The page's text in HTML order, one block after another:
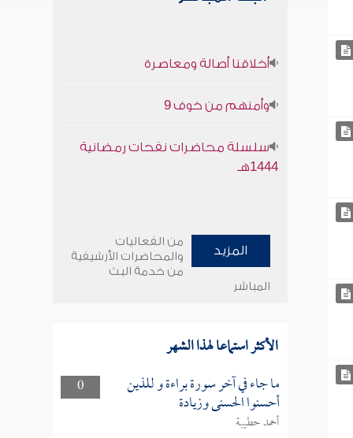
أخلاقنا أصالة ومعاصرة
وأمنهم من خوف 9
سلسلة محاضرات نفحات رمضانية
1444هـ
المزيد
من الفعاليات
والمحاضرات الأرشيفية
من خدمة البث
المباشر
الأكثر استماعا لهذا الشهر
0 ما جاء في آخر سورة براءة و للذين
أحسنوا الحسنى وزيادة
أحمد حطيبة